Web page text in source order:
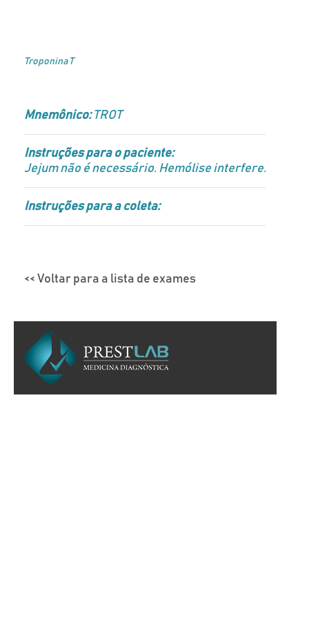
Troponina T
Mnemônico:TROT
Instruções para o paciente:
Jejum não é necessário. Hemólise interfere.
Instruções para a coleta:
<< Voltar para a lista de exames